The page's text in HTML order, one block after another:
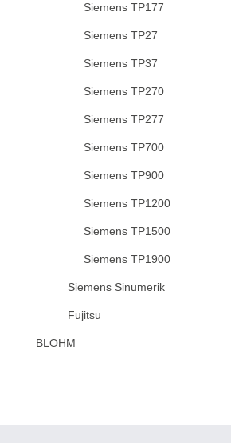
Siemens TP177
Siemens TP27
Siemens TP37
Siemens TP270
Siemens TP277
Siemens TP700
Siemens TP900
Siemens TP1200
Siemens TP1500
Siemens TP1900
Siemens Sinumerik
Fujitsu
BLOHM